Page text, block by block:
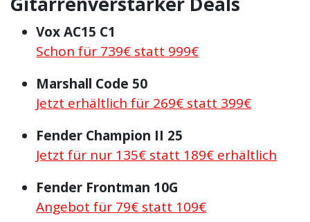
Vox AC15 C1
Schon für 739€ statt 999€
Marshall Code 50
Jetzt erhältlich für 269€ statt 399€
Fender Champion II 25
Jetzt für nur 135€ statt 189€ erhältlich
Fender Frontman 10G
Angebot für 79€ statt 109€